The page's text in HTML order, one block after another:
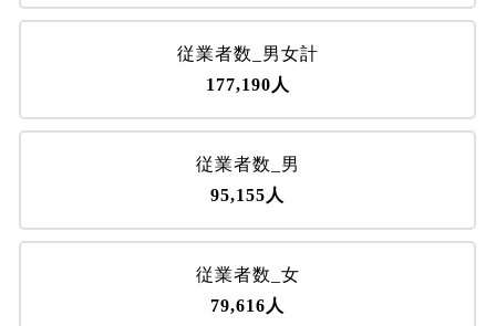
従業者数_男女計
177,190人
従業者数_男
95,155人
従業者数_女
79,616人